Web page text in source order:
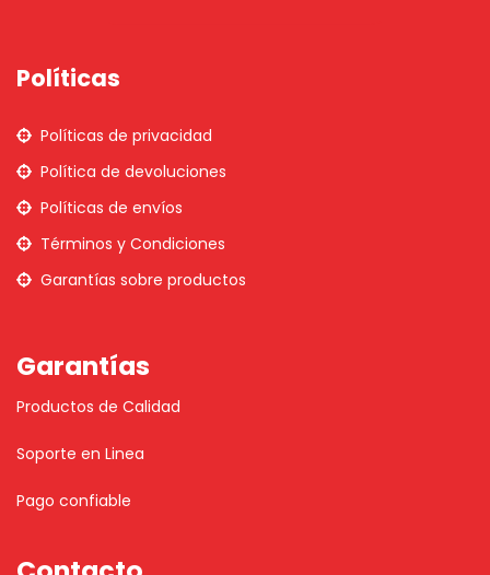
Políticas
Políticas de privacidad
Política de devoluciones
Políticas de envíos
Términos y Condiciones
Garantías sobre productos
Garantías
Productos de Calidad
Soporte en Linea
Pago confiable